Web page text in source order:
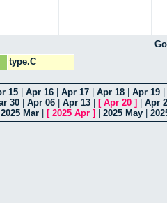
type.C
15 Apr 16 Apr 17 Apr 18 Apr 19
30 Apr 06 Apr 13 [ Apr 20 ]
Apr
2025 Mar [ 2025 Apr ] 2025 May